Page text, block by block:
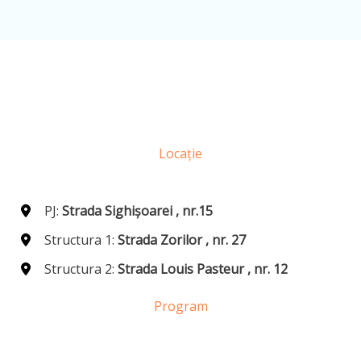
Locație
PJ: Strada Sighișoarei , nr.15
Structura 1: Strada Zorilor , nr. 27
Structura 2: Strada Louis Pasteur , nr. 12
Program